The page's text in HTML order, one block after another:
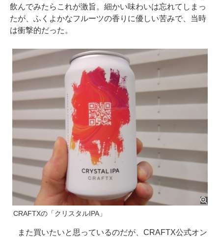
飲んでみたらこれが激旨。細かい味わいは忘れてしまっ
たが、ふくよかなフルーツの香りに優しい苦みで、当時
は衝撃的だった。
CRAFTXの「クリスタルIPA」
また買いたいと思っているのだが、CRAFTX公式オン